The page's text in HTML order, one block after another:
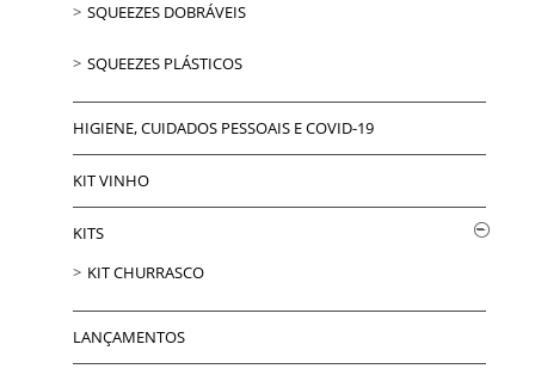
SQUEEZES DOBRÁVEIS
SQUEEZES PLÁSTICOS
HIGIENE, CUIDADOS PESSOAIS E COVID-19
KIT VINHO
KITS
KIT CHURRASCO
LANÇAMENTOS